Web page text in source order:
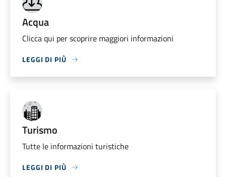
Acqua
Clicca qui per scoprire maggiori informazioni
LEGGI DI PIÙ
Turismo
Tutte le informazioni turistiche
LEGGI DI PIÙ